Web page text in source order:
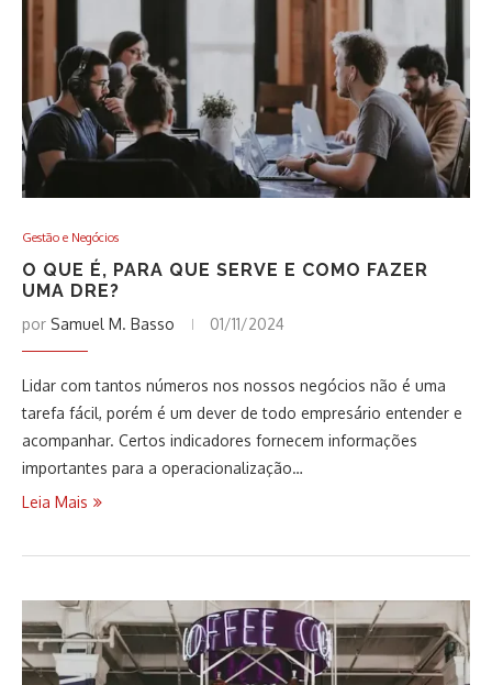
Gestão e Negócios
O QUE É, PARA QUE SERVE E COMO FAZER
UMA DRE?
por Samuel M. Basso 01/11/2024
Lidar com tantos números nos nossos negócios não é uma
tarefa fácil, porém é um dever de todo empresário entender e
acompanhar. Certos indicadores fornecem informações
importantes para a operacionalização…
Leia Mais